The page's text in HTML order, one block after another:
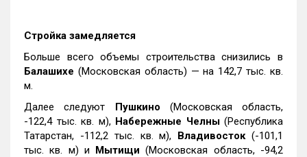
Стройка замедляется
Больше всего объемы строительства снизились в
Балашихе (Московская область) — на 142,7 тыс. кв.
м.
Далее следуют Пушкино (Московская область,
-122,4 тыс. кв. м), Набережные Челны(Республика
Татарстан, -112,2 тыс. кв. м), Владивосток(-101,1
тыс. кв. м) и Мытищи (Московская область, -94,2